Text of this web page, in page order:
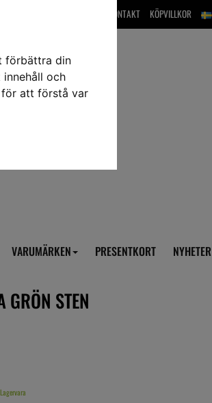
förbättra din
och
för att förstå var
KÖPVILLKOR
OM OSS & KONTAKT
VARUMÄRKEN PRESENTKORT NYHETER
GRÖN STEN